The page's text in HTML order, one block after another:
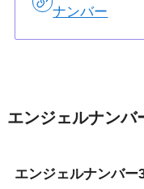
ナンバー
エンジェルナンバ
エンジェルナンバー